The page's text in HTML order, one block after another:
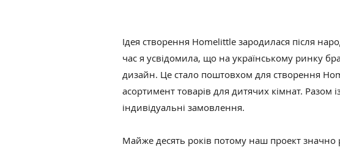
Ідея створення Homelittle зародилася після
час я усвідомила, що на українському ринку
дизайн. Це стало поштовхом для створення
асортимент товарів для дитячих кімнат.
індивідуальні замовлення.
Майже десять років потому наш проект значно